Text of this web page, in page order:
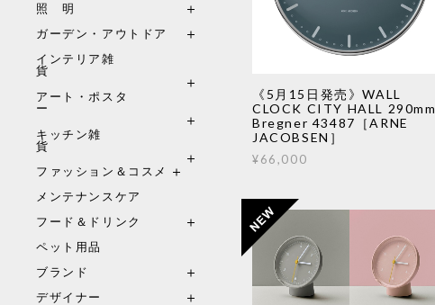
照 明
ガーデン・アウトドア
インテリア雑
貨
アート・ポスタ
ー
キッチン雑
貨
ファッション＆コスメ
メンテナンスケア
フード＆ドリンク
ペット用品
ブランド
デザイナー
《5月15日発売》WALL
CLOCK CITY HALL 290mm
Bregner 43487［ARNE
JACOBSEN］
¥66,000